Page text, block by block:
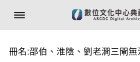
冊名:邵伯、淮陰、劉老澗三閘